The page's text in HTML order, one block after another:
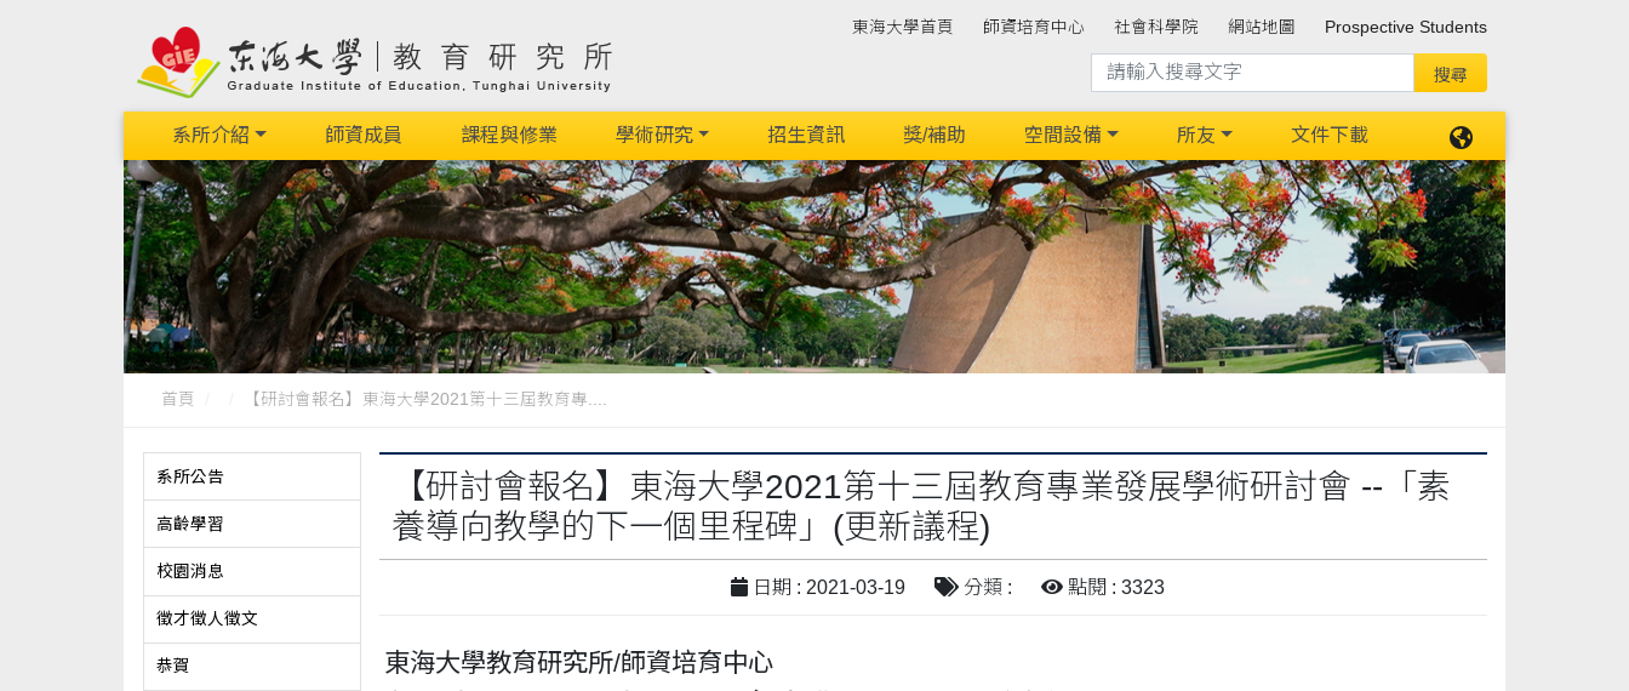
東海大學首頁 師資培育中心 社會科學院 網站地圖 Prospective Students
系所介紹 師資成員 課程與修業 學術研究 招生資訊 獎/補助 空間設備 所友 文件下載
首頁 【研討會報名】東海大學2021第十三屆教育專....
系所公告
高齡學習
校園消息
徵才徵人徵文
恭賀
【研討會報名】東海大學2021第十三屆教育專業發展學術研討會 --「素
養導向教學的下一個里程碑」(更新議程)
日期 : 2021-03-19 分類 : 點閱 : 3323
東海大學教育研究所/師資培育中心